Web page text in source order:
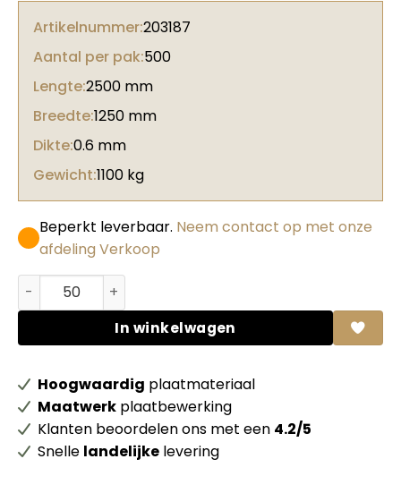
Artikelnummer:203187
Aantal per pak:500
Lengte:2500 mm
Breedte:1250 mm
Dikte:0.6 mm
Gewicht:1100 kg
Beperkt leverbaar. Neem contact op met onze
afdeling Verkoop
Bamboe Fineer Density Caramel BV-DT154 aantal
In winkelwagen
Hoogwaardig plaatmateriaal
Maatwerk plaatbewerking
Klanten beoordelen ons met een 4.2/5
Snelle landelijke levering